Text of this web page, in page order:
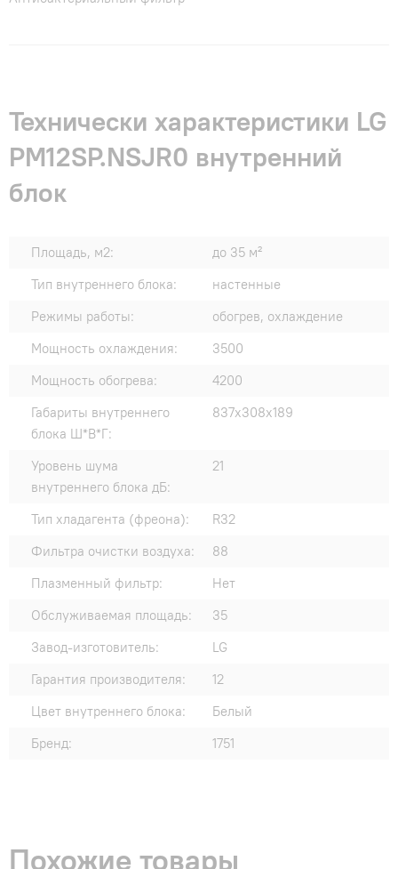
Технически характеристики LG
PM12SP.NSJR0 внутренний
блок
Площадь, м2:
до 35 м²
Тип внутреннего блока:
настенные
Режимы работы:
обогрев, охлаждение
Мощность охлаждения:
3500
Мощность обогрева:
4200
Габариты внутреннего
блока Ш*В*Г:
837х308х189
Уровень шума
внутреннего блока дБ:
21
Тип хладагента (фреона):
R32
Фильтра очистки воздуха:
88
Плазменный фильтр:
Нет
Обслуживаемая площадь:
35
Завод-изготовитель:
LG
Гарантия производителя:
12
Цвет внутреннего блока:
Белый
Бренд:
1751
Похожие товары